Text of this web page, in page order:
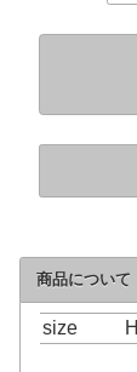
商品について
size
札入